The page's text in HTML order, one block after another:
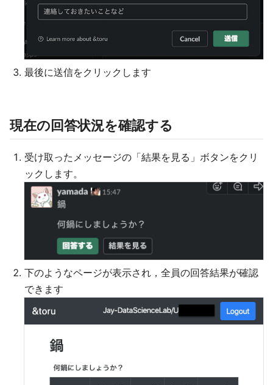
最後に送信をクリックします
現在の回答状況を確認する
受け取ったメッセージの「結果を見る」ボタンをクリ
ックします。
下のようなページが表示され，全員の回答結果が確認
できます